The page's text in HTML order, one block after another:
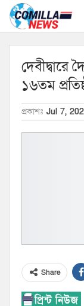
দেবীদ্বারে
১৬তম
প্রকাশঃ Jul 7,
Share